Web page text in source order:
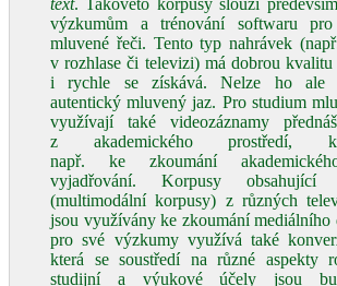
text. Takovéto korpusy slouží
výzkumům a trénování softwaru pro
mluvené řeči. Tento typ nahrávek
v rozhlase či televizi) má dobrou kvalitu
i rychle se získává. Nelze ho ale
autentický mluvený jaz. Pro studium
využívají také videozáznamy
z akademického prostředí,
např. ke zkoumání
vyjadřování. Korpusy obsahující
(multimodální korpusy) z různých
jsou využívány ke zkoumání mediálního
pro své výzkumy využívá také
která se soustředí na různé aspekty
studijní a výukové účely jsou